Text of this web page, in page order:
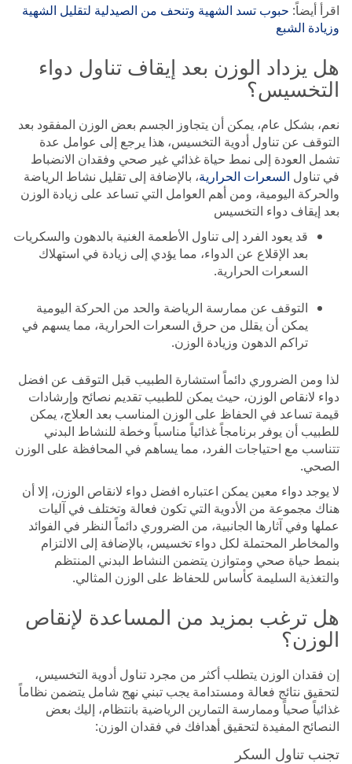
اقرأ أيضاً: حبوب تسد الشهية وتنحف من الصيدلية لتقليل الشهية
وزيادة الشبع
هل يزداد الوزن بعد إيقاف تناول دواء
التخسيس؟
نعم، بشكل عام، يمكن أن يتجاوز الجسم بعض الوزن المفقود بعد
التوقف عن تناول أدوية التخسيس، هذا يرجع إلى عوامل عدة
تشمل العودة إلى نمط حياة غذائي غير صحي وفقدان الانضباط
في تناول السعرات الحرارية، بالإضافة إلى تقليل نشاط الرياضة
والحركة اليومية، ومن أهم العوامل التي تساعد على زيادة الوزن
بعد إيقاف دواء التخسيس
قد يعود الفرد إلى تناول الأطعمة الغنية بالدهون والسكريات
بعد الإقلاع عن الدواء، مما يؤدي إلى زيادة في استهلاك
السعرات الحرارية.
التوقف عن ممارسة الرياضة والحد من الحركة اليومية
يمكن أن يقلل من حرق السعرات الحرارية، مما يسهم في
تراكم الدهون وزيادة الوزن.
لذا ومن الضروري دائماً استشارة الطبيب قبل التوقف عن افضل
دواء لانقاص الوزن، حيث يمكن للطبيب تقديم نصائح وإرشادات
قيمة تساعد في الحفاظ على الوزن المناسب بعد العلاج، يمكن
للطبيب أن يوفر برنامجاً غذائياً مناسباً وخطة للنشاط البدني
تتناسب مع احتياجات الفرد، مما يساهم في المحافظة على الوزن
الصحي.
لا يوجد دواء معين يمكن اعتباره افضل دواء لانقاص الوزن، إلا أن
هناك مجموعة من الأدوية التي تكون فعالة وتختلف في آليات
عملها وفي آثارها الجانبية، من الضروري دائماً النظر في الفوائد
والمخاطر المحتملة لكل دواء تخسيس، بالإضافة إلى الالتزام
بنمط حياة صحي ومتوازن يتضمن النشاط البدني المنتظم
والتغذية السليمة كأساس للحفاظ على الوزن المثالي.
هل ترغب بمزيد من المساعدة لإنقاص
الوزن؟
إن فقدان الوزن يتطلب أكثر من مجرد تناول أدوية التخسيس،
لتحقيق نتائج فعالة ومستدامة يجب تبني نهج شامل يتضمن نظاماً
غذائياً صحياً وممارسة التمارين الرياضية بانتظام، إليك بعض
النصائح المفيدة لتحقيق أهدافك في فقدان الوزن:
تجنب تناول السكر